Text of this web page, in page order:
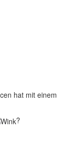
hat mit einem
?